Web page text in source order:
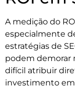
A medição do
especialmente
estratégias de
podem demorar
difícil atribuir
investimento em